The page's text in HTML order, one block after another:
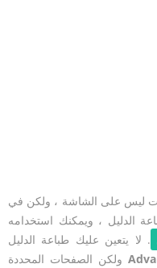
ليس على الشاشة ، ولكن في
الدليل ، ويمكنك استخدامه
. لا يتعين عليك طباعة الدليل
ولكن الصفحات المحددة